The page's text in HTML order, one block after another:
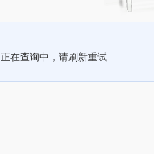
正在查询中，请刷新重试